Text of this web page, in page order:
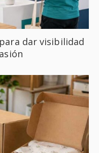
dar visibilidad